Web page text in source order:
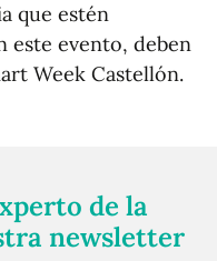
que estén
este evento, deben
Week Castellón.
de la
newsletter